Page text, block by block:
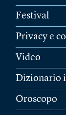
Festival
Privacy e
Video
Dizionario
Oroscopo